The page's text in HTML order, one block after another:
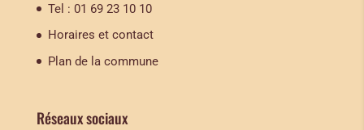
Tel : 01 69 23 10 10
Horaires et contact
Plan de la commune
Réseaux sociaux